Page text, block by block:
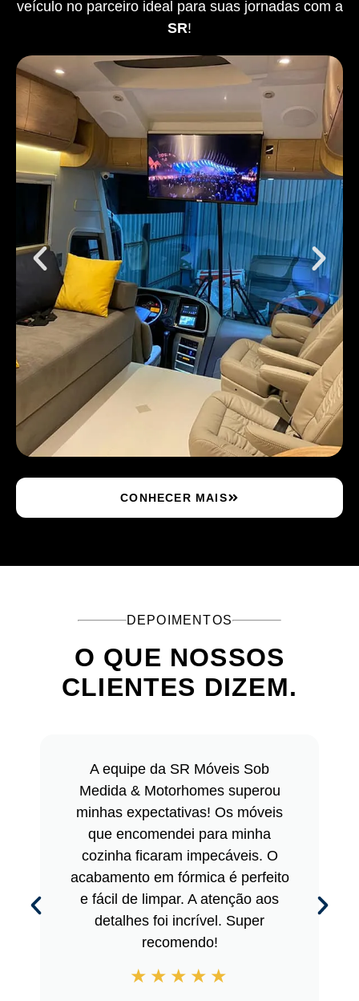
veículo no parceiro ideal para suas jornadas com a
SR!
CONHECER MAIS
DEPOIMENTOS
O QUE NOSSOS
CLIENTES DIZEM.
A equipe da SR Móveis Sob
Medida & Motorhomes superou
minhas expectativas! Os móveis
que encomendei para minha
cozinha ficaram impecáveis. O
acabamento em fórmica é perfeito
e fácil de limpar. A atenção aos
detalhes foi incrível. Super
recomendo!